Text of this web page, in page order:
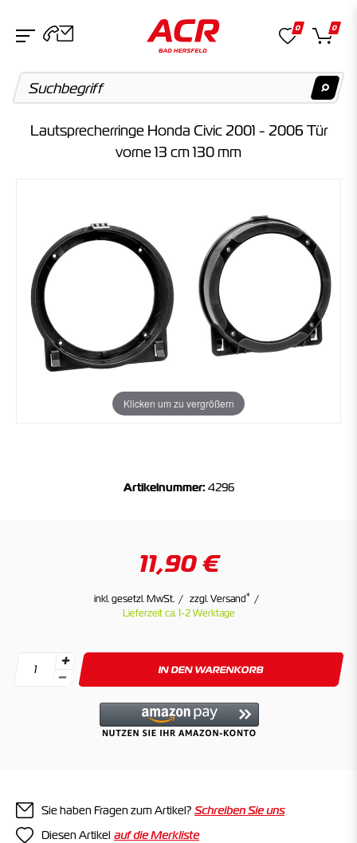
Suchvorschläge
Keine Suchergebnisse gefunden.
Kategorien
Keine Suchergebnisse gefunden.
0 0
Lautsprecherringe Honda Civic 2001 - 2006 Tür
vorne 13 cm 130 mm
Klicken um zu vergrößern
Artikelnummer: 4296
11,90 €
inkl. gesetzl. MwSt. zzgl. Versand*
Lieferzeit ca. 1-2 Werktage
IN DEN WARENKORB
Sie haben Fragen zum Artikel? Schreiben Sie uns
Diesen Artikel